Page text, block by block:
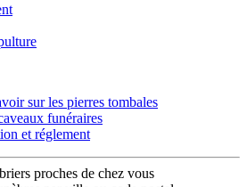
sur les pierres tombales
funéraires
et réglement
proches de chez vous